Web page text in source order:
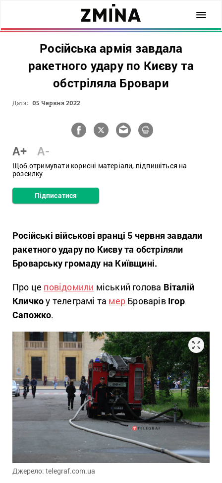
Російська армія завдала
ракетного удару по Києву та
обстріляла Бровари
Дата: 05 Червня 2022
A+ A-
Щоб отримувати корисні матеріали, підпишіться на
розсилку
Підписатися
Російські військові вранці 5 червня завдали
ракетного удару по Києву та обстріляли
Броварську громаду на Київщині.
Про це повідомили міський голова Віталій
Кличкоу телеграмі та мер Броварів Ігор
Сапожко.
Джерело: telegraf.com.ua